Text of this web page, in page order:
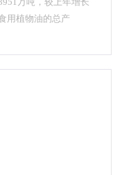
用植物油的总产